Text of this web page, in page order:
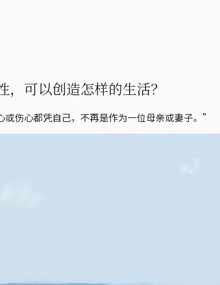
可以创造怎样的生活？
伤心都凭自己，不再是作为一位母亲或妻子。”